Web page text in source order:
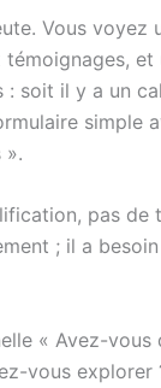
Vous voyez
soit il y a un
simple
».
pas
; il a
« Avez-
vous